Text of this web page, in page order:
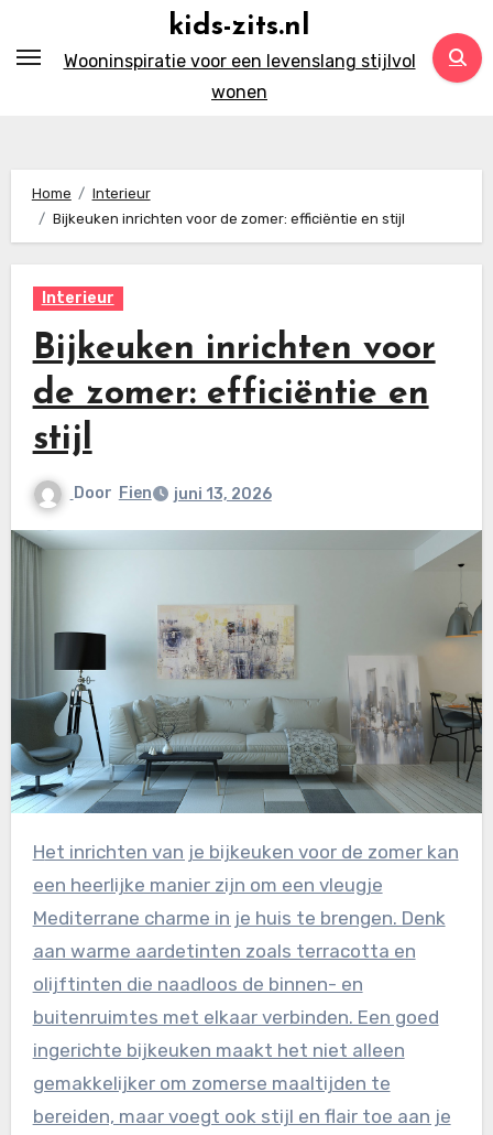
naar
kids-zits.nl
Wooninspiratie voor een levenslang stijlvol
wonen
Home
Interieur
Bijkeuken inrichten voor de zomer: efficiëntie en stijl
Interieur
Bijkeuken inrichten voor
de zomer: efficiëntie en
stijl
Door Fien juni 13, 2026
Het inrichten van je bijkeuken voor de zomer kan
een heerlijke manier zijn om een vleugje
Mediterrane charme in je huis te brengen. Denk
aan warme aardetinten zoals terracotta en
olijftinten die naadloos de binnen- en
buitenruimtes met elkaar verbinden. Een goed
ingerichte bijkeuken maakt het niet alleen
gemakkelijker om zomerse maaltijden te
bereiden, maar voegt ook stijl en flair toe aan je